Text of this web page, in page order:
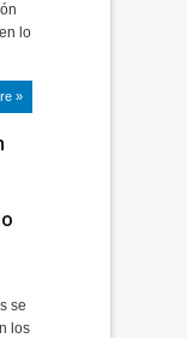
lo
»
se
los